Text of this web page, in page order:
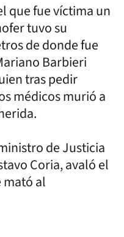
que fue víctima un
tuvo su
de donde fue
Barbieri
tras pedir
médicos murió a
de Justicia
Coria, avaló el
mató al